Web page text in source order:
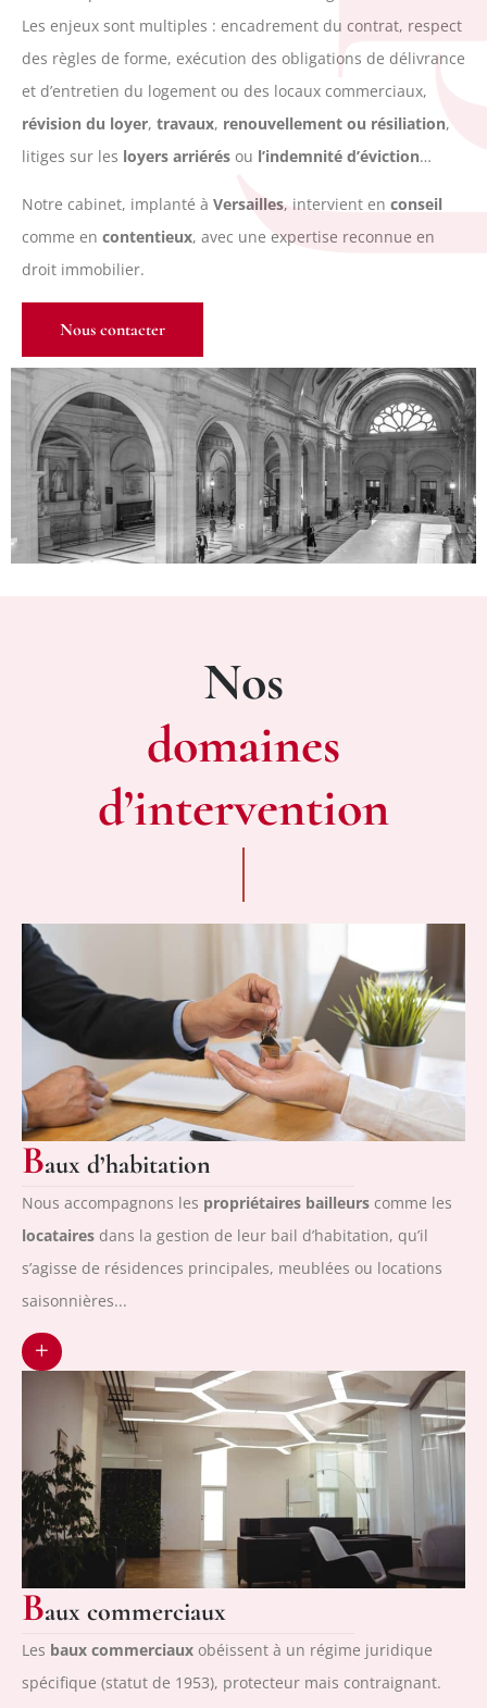
Les enjeux sont multiples : encadrement du contrat, respect
des règles de forme, exécution des obligations de délivrance
et d’entretien du logement ou des locaux commerciaux,
révision du loyer, travaux, renouvellement ou résiliation,
litiges sur les loyers arriérés ou l’indemnité d’éviction…
Notre cabinet, implanté à Versailles, intervient en conseil
comme en contentieux, avec une expertise reconnue en
droit immobilier.
Nous contacter
Nos
domaines
d’intervention
Baux d’habitation
Nous accompagnons les propriétaires bailleurs comme les
locataires dans la gestion de leur bail d’habitation, qu’il
s’agisse de résidences principales, meublées ou locations
saisonnières...
+
Baux commerciaux
Les baux commerciaux obéissent à un régime juridique
spécifique (statut de 1953), protecteur mais contraignant.